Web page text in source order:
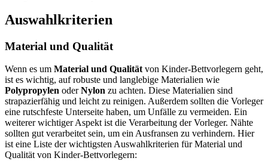
Auswahlkriterien
Material und Qualität
Wenn es um Material und Qualitätvon Kinder-Bettvorlegern geht,
ist es wichtig, auf robuste und langlebige Materialien wie
Polypropylen oderNylon zu achten. Diese Materialien sind
strapazierfähig und leicht zu reinigen. Außerdem sollten die Vorleger
eine rutschfeste Unterseite haben, um Unfälle zu vermeiden. Ein
weiterer wichtiger Aspekt ist die Verarbeitung der Vorleger. Nähte
sollten gut verarbeitet sein, um ein Ausfransen zu verhindern. Hier
ist eine Liste der wichtigsten Auswahlkriterien für Material und
Qualität von Kinder-Bettvorlegern: